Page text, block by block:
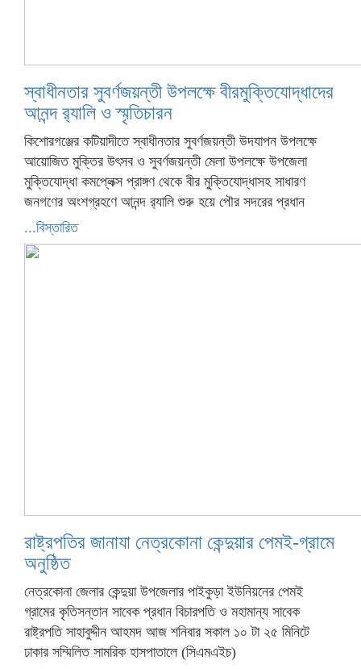
স্বাধীনতার সুবর্ণজয়ন্তী উপলক্ষে বীরমুক্তিযোদ্ধাদের
আনন্দ র‌্যালি ও স্মৃতিচারন
কিশোরগঞ্জের কটিয়াদীতে স্বাধীনতার সুবর্ণজয়ন্তী উদযাপন উপলক্ষে
আয়োজিত মুক্তির উৎসব ও সুবর্ণজয়ন্তী মেলা উপলক্ষে উপজেলা
মুক্তিযোদ্ধা কমপ্লেক্স প্রাঙ্গণ থেকে বীর মুক্তিযোদ্ধাসহ সাধারণ
জনগণের অংশগ্রহণে আনন্দ র‌্যালি শুরু হয়ে পৌর সদরের প্রধান
...বিস্তারিত
রাষ্ট্রপতির জানাযা নেত্রকোনা কেন্দুয়ার পেমই-গ্রামে
অনুষ্ঠিত
নেত্রকোনা জেলার কেন্দুয়া উপজেলার পাইকুড়া ইউনিয়নের পেমই
গ্রামের কৃতিসন্তান সাবেক প্রধান বিচারপতি ও মহামান্য সাবেক
রাষ্ট্রপতি সাহাবুদ্দীন আহমদ আজ শনিবার সকাল ১০ টা ২৫ মিনিটে
ঢাকার সম্মিলিত সামরিক হাসপাতালে (সিএমএইচ)